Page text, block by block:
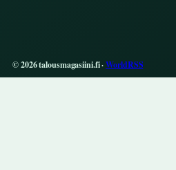
© 2026 talousmagasiini.fi ·WorldRSS